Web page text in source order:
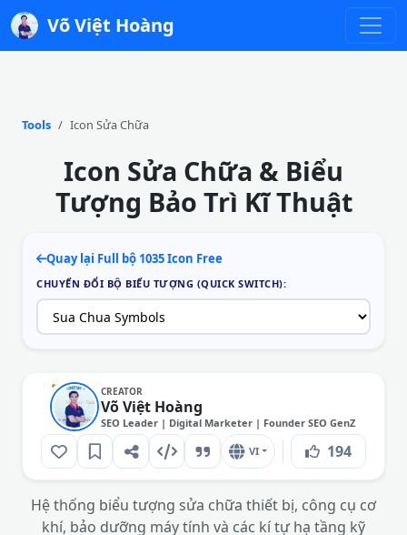
Võ Việt Hoàng
Tools Icon Sửa Chữa
Icon Sửa Chữa & Biểu
Tượng Bảo Trì Kĩ Thuật
Quay lại Full bộ 1035 Icon Free
CHUYỂN ĐỔI BỘ BIỂU TƯỢNG (QUICK SWITCH):
CREATOR
Võ Việt Hoàng
SEO Leader | Digital Marketer | Founder SEO GenZ
VI 194
Hệ thống biểu tượng sửa chữa thiết bị, công cụ cơ
khí, bảo dưỡng máy tính và các kí tự hạ tầng kỹ